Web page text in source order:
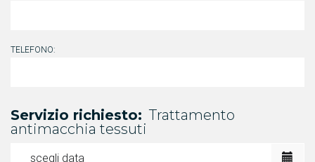
TELEFONO:
Servizio richiesto: Trattamento
antimacchia tessuti